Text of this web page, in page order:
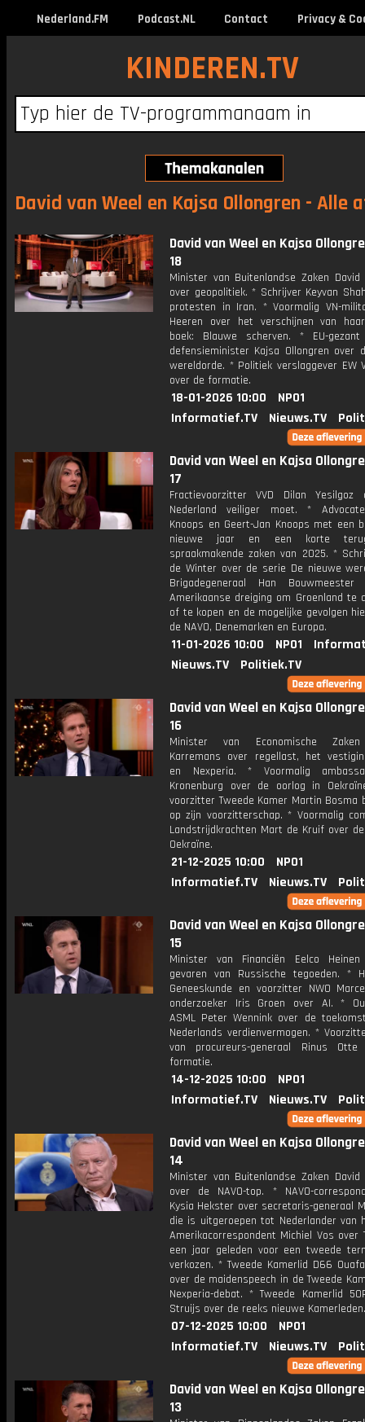
Nederland.FM Podcast.NL Contact Privacy &
KINDEREN.TV
David van Weel en Kajsa Ollongren - Alle
David van Weel en Kajsa
18
Minister van Buitenlandse Zaken David
over geopolitiek. * Schrijver Keyvan
protesten in Iran. * Voormalig VN-
Heeren over het verschijnen van
boek: Blauwe scherven. * EU-
defensieminister Kajsa Ollongren over
wereldorde. * Politiek verslaggever EW
over de formatie.
18-01-2026 10:00
NPO1
Informatief.TV
Nieuws.TV
David van Weel en Kajsa
17
Fractievoorzitter VVD Dilan Yesilgoz
Nederland veiliger moet. *
Knoops en Geert-Jan Knoops met een
nieuwe jaar en een korte
spraakmakende zaken van 2025. *
de Winter over de serie De nieuwe
Brigadegeneraal Han
Amerikaanse dreiging om Groenland te
of te kopen en de mogelijke gevolgen
de NAVO, Denemarken en Europa.
11-01-2026 10:00 NPO1
Nieuws.TV
Politiek.TV
David van Weel en Kajsa
16
Minister van Economische
Karremans over regellast, het
en Nexperia. * Voormalig
Kronenburg over de oorlog in
voorzitter Tweede Kamer Martin Bosma
op zijn voorzitterschap. * Voormalig
Landstrijdkrachten Mart de Kruif over
Oekraïne.
21-12-2025 10:00
NPO1
Informatief.TV
Nieuws.TV
David van Weel en Kajsa
15
Minister van Financiën Eelco
gevaren van Russische tegoeden. *
Geneeskunde en voorzitter NWO
onderzoeker Iris Groen over AI. *
ASML Peter Wennink over de
Nederlands verdienvermogen. *
van procureurs-generaal Rinus
formatie.
14-12-2025 10:00
NPO1
Informatief.TV
Nieuws.TV
David van Weel en Kajsa
14
Minister van Buitenlandse Zaken David
over de NAVO-top. * NAVO-
Kysia Hekster over secretaris-generaal
die is uitgeroepen tot Nederlander van
Amerikacorrespondent Michiel Vos over
een jaar geleden voor een tweede
verkozen. * Tweede Kamerlid D66
over de maidenspeech in de Tweede
Nexperia-debat. * Tweede Kamerlid
Struijs over de reeks nieuwe Kamerleden.
07-12-2025 10:00
NPO1
Informatief.TV
Nieuws.TV
David van Weel en Kajsa
13